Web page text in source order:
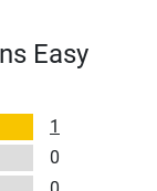
Easy
1
0